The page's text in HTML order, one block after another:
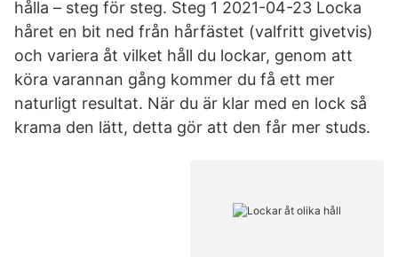
hålla – steg för steg. Steg 1 2021-04-23 Locka
håret en bit ned från hårfästet (valfritt givetvis)
och variera åt vilket håll du lockar, genom att
köra varannan gång kommer du få ett mer
naturligt resultat. När du är klar med en lock så
krama den lätt, detta gör att den får mer studs.